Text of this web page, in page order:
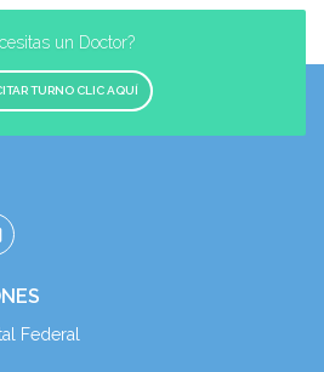
un Doctor?
TURNO CLIC AQUÍ
Federal